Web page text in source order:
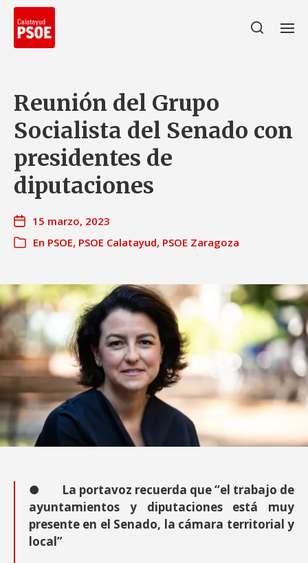
Reunión del Grupo
Socialista del Senado con
presidentes de
diputaciones
15 marzo, 2023
En PSOE, PSOE Calatayud, PSOE Zaragoza
● La portavoz recuerda que “el trabajo de
ayuntamientos y diputaciones está muy
presente en el Senado, la cámara territorial y
local”